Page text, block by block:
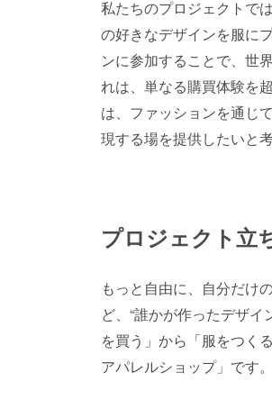
私たちのプロジェクトで
の好きなデザインを服に
ンに参加することで、世
れは、単なる購買体験を
は、ファッションを通じ
現する場を提供したいと
プロジェクト立
もっと自由に、自分だけ
ど、“誰かが作ったデザ
を買う」から「服をつく
アパレルショップ」です。